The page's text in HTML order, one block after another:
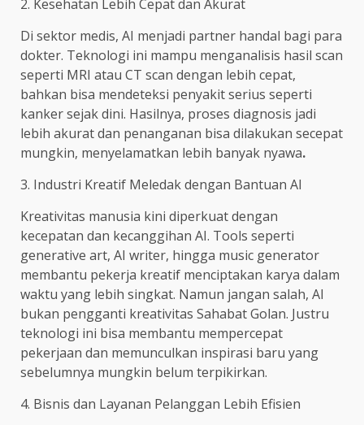
2. Kesehatan Lebih Cepat dan Akurat
Di sektor medis, AI menjadi partner handal bagi para
dokter. Teknologi ini mampu menganalisis hasil scan
seperti MRI atau CT scan dengan lebih cepat,
bahkan bisa mendeteksi penyakit serius seperti
kanker sejak dini. Hasilnya, proses diagnosis jadi
lebih akurat dan penanganan bisa dilakukan secepat
mungkin, menyelamatkan lebih banyak nyawa.
3. Industri Kreatif Meledak dengan Bantuan AI
Kreativitas manusia kini diperkuat dengan
kecepatan dan kecanggihan AI. Tools seperti
generative art, AI writer, hingga music generator
membantu pekerja kreatif menciptakan karya dalam
waktu yang lebih singkat. Namun jangan salah, AI
bukan pengganti kreativitas Sahabat Golan. Justru
teknologi ini bisa membantu mempercepat
pekerjaan dan memunculkan inspirasi baru yang
sebelumnya mungkin belum terpikirkan.
4. Bisnis dan Layanan Pelanggan Lebih Efisien